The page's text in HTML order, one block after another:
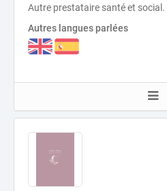
Autre prestataire santé et social.
Autres langues parlées